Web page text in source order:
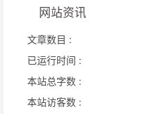
网站资讯
文章数目 :
已运行时间 :
本站总字数 :
本站访客数 :